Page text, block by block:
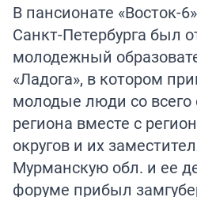
В пансионате «Восток-
Санкт-Петербурга был
молодежный
«Ладога», в котором
молодые люди со всего
региона вместе с
округов и их
Мурманскую обл. и ее
форуме прибыл